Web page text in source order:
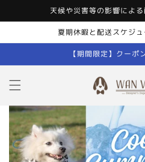
コンテン
ツに進む
天候や災害等の影響によ
夏期休暇と配送スケジ
【期間限定】クーポ